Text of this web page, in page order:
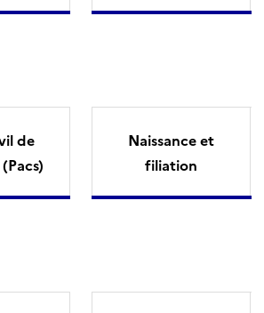
de
Naissance et
filiation